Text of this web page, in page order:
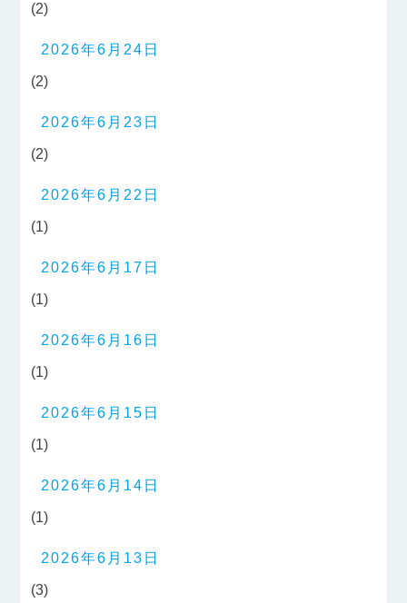
(2)
2026年6月24日
(2)
2026年6月23日
(2)
2026年6月22日
(1)
2026年6月17日
(1)
2026年6月16日
(1)
2026年6月15日
(1)
2026年6月14日
(1)
2026年6月13日
(3)